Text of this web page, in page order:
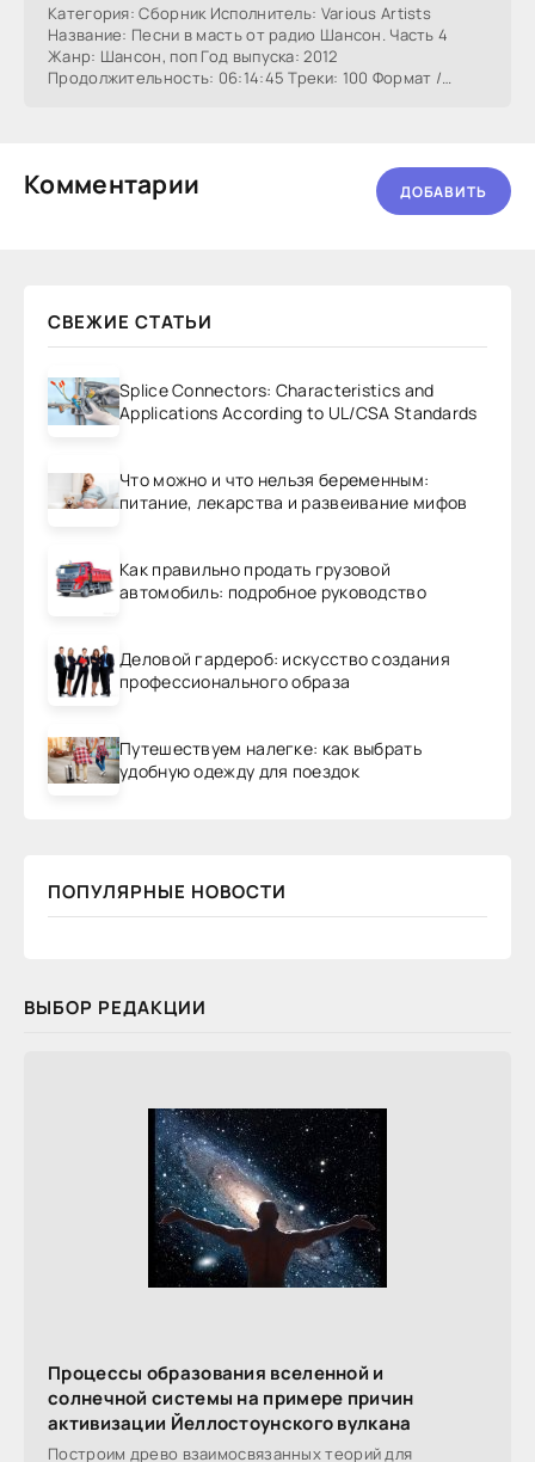
Категория: Сборник Исполнитель: Various Artists
Название: Песни в масть от радио Шансон. Часть 4
Жанр: Шансон, поп Год выпуска: 2012
Продолжительность: 06:14:45 Треки: 100 Формат /
Комментарии ДОБАВИТЬ
СВЕЖИЕ СТАТЬИ
Splice Connectors: Characteristics and
Applications According to UL/CSA Standards
Что можно и что нельзя беременным:
питание, лекарства и развеивание мифов
Как правильно продать грузовой
автомобиль: подробное руководство
Деловой гардероб: искусство создания
профессионального образа
Путешествуем налегке: как выбрать
удобную одежду для поездок
ПОПУЛЯРНЫЕ НОВОСТИ
ВЫБОР РЕДАКЦИИ
Процессы образования вселенной и
солнечной системы на примере причин
активизации Йеллостоунского вулкана
Построим древо взаимосвязанных теорий для